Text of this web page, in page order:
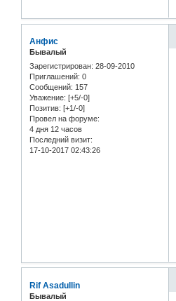
Анфис
Бывалый
Зарегистрирован: 28-09-2010
Приглашений: 0
Сообщений: 157
Уважение: [+5/-0]
Позитив: [+1/-0]
Провел на форуме:
4 дня 12 часов
Последний визит:
17-10-2017 02:43:26
Rif Asadullin
Бывалый